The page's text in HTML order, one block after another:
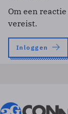
Om een
vereist.
Inloggen